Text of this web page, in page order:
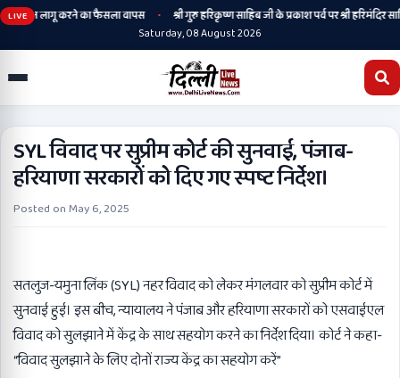
LIVE
संस्कृत लागू करने का फैसला वापस
श्री गुरु हरिकृष्ण साहिब जी के प्रकाश पर्व पर श्री हरिमंदिर
Saturday, 08 August 2026
SYL विवाद पर सुप्रीम कोर्ट की सुनवाई, पंजाब-
हरियाणा सरकारों को दिए गए स्पष्ट निर्देश।
Posted on May 6, 2025
सतलुज-यमुना लिंक (SYL) नहर विवाद को लेकर मंगलवार को सुप्रीम कोर्ट में
सुनवाई हुई। इस बीच, न्यायालय ने पंजाब और हरियाणा सरकारों को एसवाईएल
विवाद को सुलझाने में केंद्र के साथ सहयोग करने का निर्देश दिया। कोर्ट ने कहा-
“विवाद सुलझाने के लिए दोनों राज्य केंद्र का सहयोग करें”